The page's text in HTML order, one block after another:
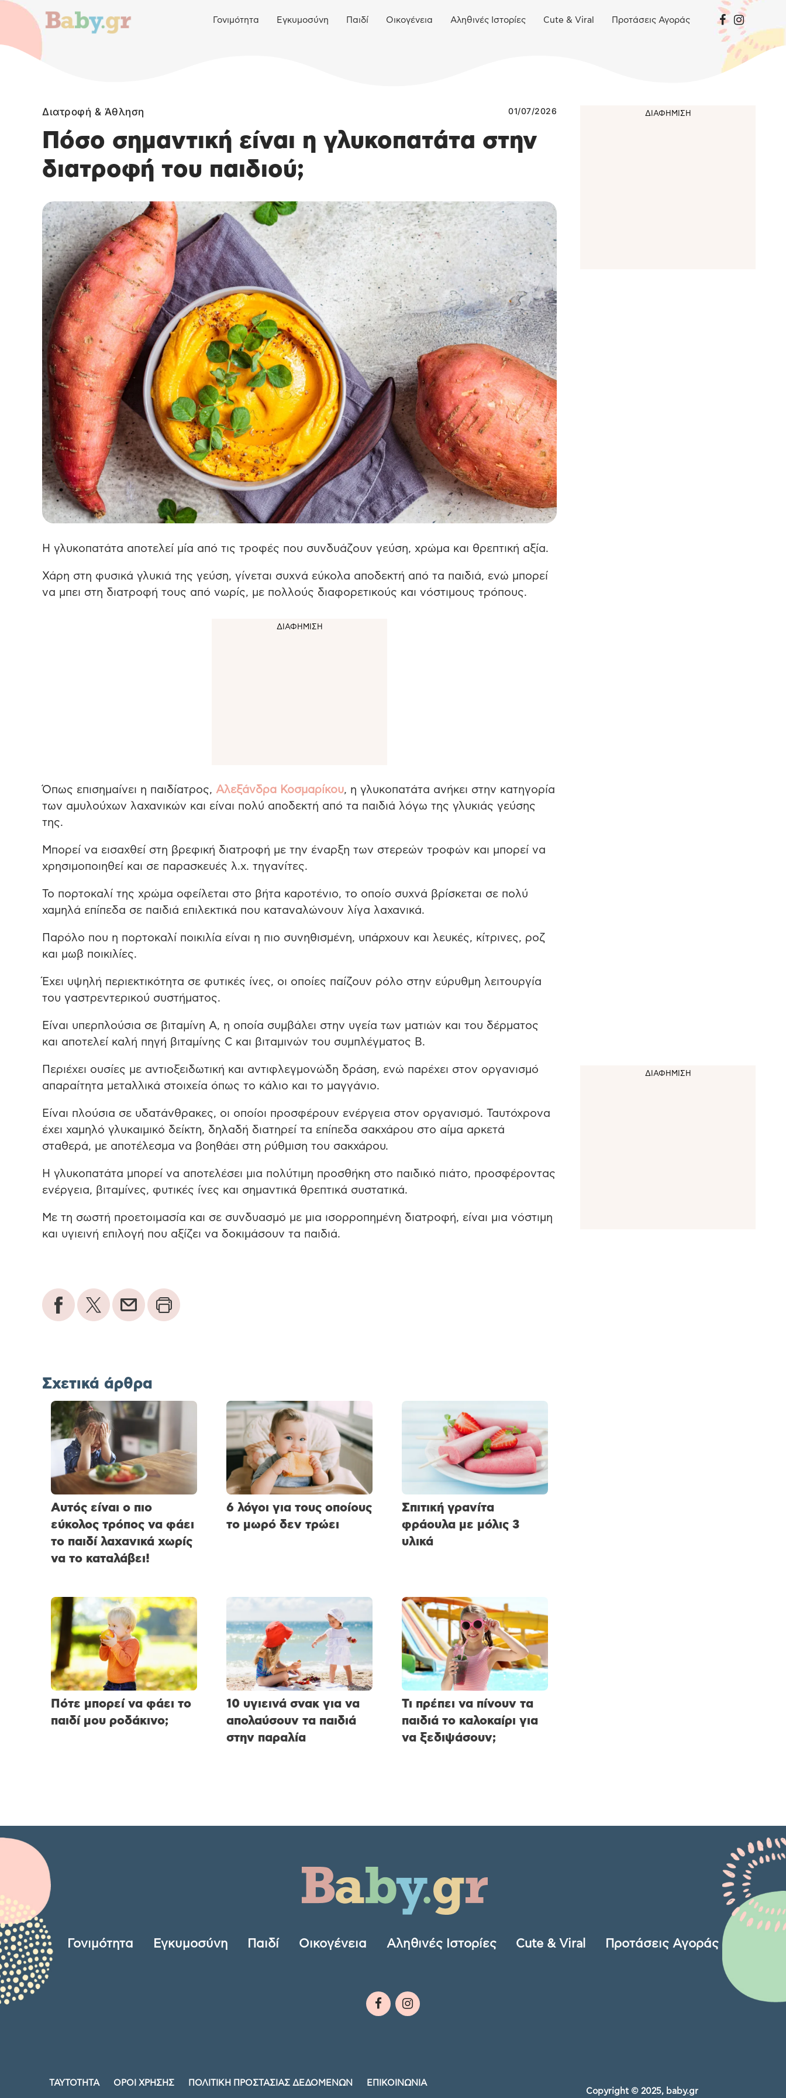
Γονιμότητα Εγκυμοσύνη Παιδί Οικογένεια Αληθινές Ιστορίες Cute & Viral Προτάσεις Αγοράς
Διατροφή & Άθληση 01/07/2026
Πόσο σημαντική είναι η γλυκοπατάτα στην
διατροφή του παιδιού;
Η γλυκοπατάτα αποτελεί μία από τις τροφές που συνδυάζουν γεύση, χρώμα και θρεπτική αξία.
Χάρη στη φυσικά γλυκιά της γεύση, γίνεται συχνά εύκολα αποδεκτή από τα παιδιά, ενώ μπορεί
να μπει στη διατροφή τους από νωρίς, με πολλούς διαφορετικούς και νόστιμους τρόπους.
Όπως επισημαίνει η παιδίατρος, Αλεξάνδρα Κοσμαρίκου, η γλυκοπατάτα ανήκει στην κατηγορία
των αμυλούχων λαχανικών και είναι πολύ αποδεκτή από τα παιδιά λόγω της γλυκιάς γεύσης
της.
Μπορεί να εισαχθεί στη βρεφική διατροφή με την έναρξη των στερεών τροφών και μπορεί να
χρησιμοποιηθεί και σε παρασκευές λ.χ. τηγανίτες.
Το πορτοκαλί της χρώμα οφείλεται στο βήτα καροτένιο, το οποίο συχνά βρίσκεται σε πολύ
χαμηλά επίπεδα σε παιδιά επιλεκτικά που καταναλώνουν λίγα λαχανικά.
Παρόλο που η πορτοκαλί ποικιλία είναι η πιο συνηθισμένη, υπάρχουν και λευκές, κίτρινες, ροζ
και μωβ ποικιλίες.
Έχει υψηλή περιεκτικότητα σε φυτικές ίνες, οι οποίες παίζουν ρόλο στην εύρυθμη λειτουργία
του γαστρεντερικού συστήματος.
Είναι υπερπλούσια σε βιταμίνη Α, η οποία συμβάλει στην υγεία των ματιών και του δέρματος
και αποτελεί καλή πηγή βιταμίνης C και βιταμινών του συμπλέγματος Β.
Περιέχει ουσίες με αντιοξειδωτική και αντιφλεγμονώδη δράση, ενώ παρέχει στον οργανισμό
απαραίτητα μεταλλικά στοιχεία όπως το κάλιο και το μαγγάνιο.
Είναι πλούσια σε υδατάνθρακες, οι οποίοι προσφέρουν ενέργεια στον οργανισμό. Ταυτόχρονα
έχει χαμηλό γλυκαιμικό δείκτη, δηλαδή διατηρεί τα επίπεδα σακχάρου στο αίμα αρκετά
σταθερά, με αποτέλεσμα να βοηθάει στη ρύθμιση του σακχάρου.
Η γλυκοπατάτα μπορεί να αποτελέσει μια πολύτιμη προσθήκη στο παιδικό πιάτο, προσφέροντας
ενέργεια, βιταμίνες, φυτικές ίνες και σημαντικά θρεπτικά συστατικά.
Με τη σωστή προετοιμασία και σε συνδυασμό με μια ισορροπημένη διατροφή, είναι μια νόστιμη
και υγιεινή επιλογή που αξίζει να δοκιμάσουν τα παιδιά.
Σχετικά άρθρα
Αυτός είναι ο πιο
εύκολος τρόπος να φάει
το παιδί λαχανικά χωρίς
να το καταλάβει!
6 λόγοι για τους οποίους
το μωρό δεν τρώει
Σπιτική γρανίτα
φράουλα με μόλις 3
υλικά
Πότε μπορεί να φάει το
παιδί μου ροδάκινο;
10 υγιεινά σνακ για να
απολαύσουν τα παιδιά
στην παραλία
Τι πρέπει να πίνουν τα
παιδιά το καλοκαίρι για
να ξεδιψάσουν;
Γονιμότητα Εγκυμοσύνη Παιδί Οικογένεια Αληθινές Ιστορίες Cute & Viral Προτάσεις Αγοράς
ΤΑΥΤΟΤΗΤΑ ΟΡΟΙ ΧΡΗΣΗΣ ΠΟΛΙΤΙΚΗ ΠΡΟΣΤΑΣΙΑΣ ΔΕΔΟΜΕΝΩΝ
ΕΠΙΚΟΙΝΩΝΙΑ
Copyright © 2025, baby.gr